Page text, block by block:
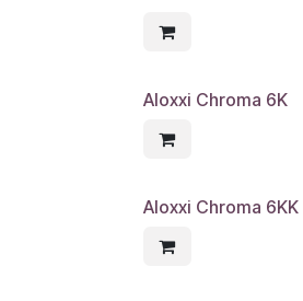
Aloxxi Chroma 6K
Aloxxi Chroma 6KK